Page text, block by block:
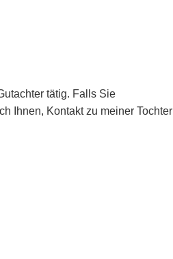
tätig. Falls Sie
Ihnen, Kontakt zu meiner Tochter